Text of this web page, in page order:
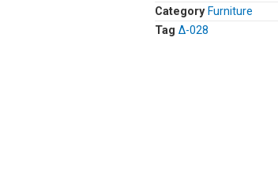
Category Furniture
Tag Δ-028